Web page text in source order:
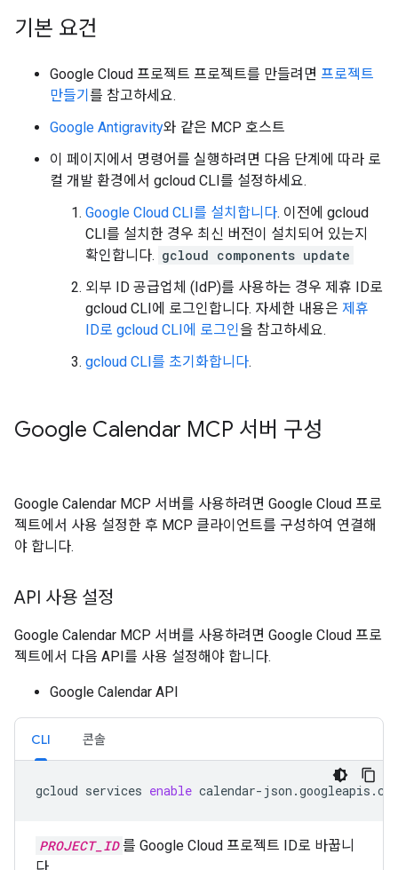
기본 요건
Google Cloud 프로젝트 프로젝트를 만들려면 프로젝트
만들기 를 참고하세요.
Google Antigravity와 같은 MCP 호스트
이 페이지에서 명령어를 실행하려면 다음 단계에 따라 로
컬 개발 환경에서 gcloud CLI를 설정하세요.
Google Cloud CLI를 설치합니다. 이전에 gcloud
CLI를 설치한 경우 최신 버전이 설치되어 있는지
확인합니다. gcloud components update
외부 ID 공급업체 (IdP)를 사용하는 경우 제휴 ID로
gcloud CLI에 로그인합니다. 자세한 내용은 제휴
ID로 gcloud CLI에 로그인을 참고하세요.
gcloud CLI를 초기화합니다.
Google Calendar MCP 서버 구성
Google Calendar MCP 서버를 사용하려면 Google Cloud 프로
젝트에서 사용 설정한 후 MCP 클라이언트를 구성하여 연결해
야 합니다.
API 사용 설정
Google Calendar MCP 서버를 사용하려면 Google Cloud 프로
젝트에서 다음 API를 사용 설정해야 합니다.
Google Calendar API
CLI 콘솔
gcloud services enable calendar-
PROJECT_ID 를 Google Cloud 프로젝트 ID로 바꿉니